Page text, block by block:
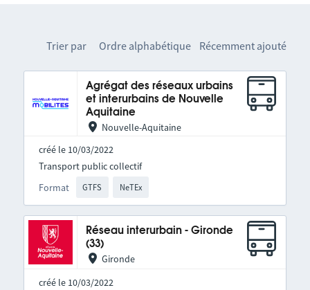
Trier par Ordre alphabétique Récemment ajouté
Agrégat des réseaux urbains
et interurbains de Nouvelle
Aquitaine
Nouvelle-Aquitaine
créé le 10/03/2022
Format GTFS NeTEx
Transport public collectif
Réseau interurbain - Gironde
(33)
Gironde
créé le 10/03/2022